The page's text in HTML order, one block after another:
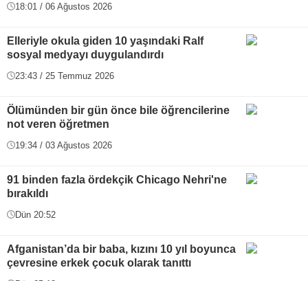
18:01 / 06 Ağustos 2026
Elleriyle okula giden 10 yaşındaki Ralf
sosyal medyayı duygulandırdı
23:43 / 25 Temmuz 2026
Ölümünden bir gün önce bile öğrencilerine
not veren öğretmen
19:34 / 03 Ağustos 2026
91 binden fazla ördekçik Chicago Nehri'ne
bırakıldı
Dün 20:52
Afganistan’da bir baba, kızını 10 yıl boyunca
çevresine erkek çocuk olarak tanıttı